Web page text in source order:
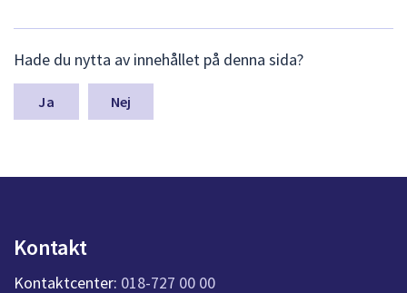
ä
m
a
n
k
t
Hade du nytta av innehållet på denna sida?
Nej
Kontakt
Kontaktcenter: 018-727 00 00